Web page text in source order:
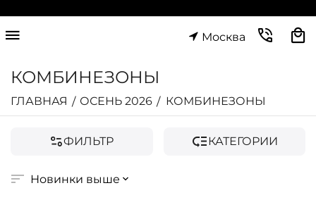
Москва
КОМБИНЕЗОНЫ
ГЛАВНАЯ / ОСЕНЬ 2026 / КОМБИНЕЗОНЫ
ФИЛЬТР КАТЕГОРИИ
Новинки выше